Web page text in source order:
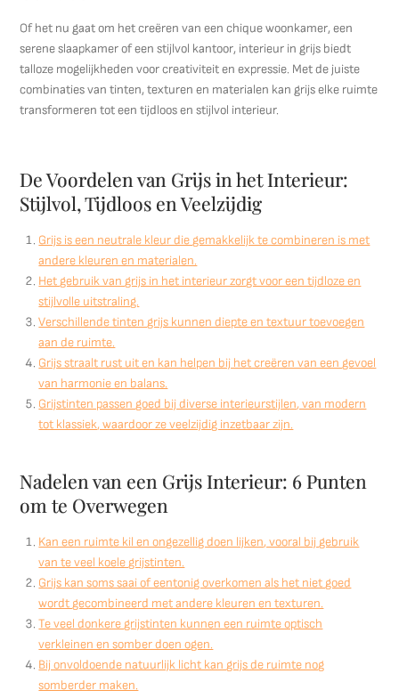
Of het nu gaat om het creëren van een chique woonkamer, een
serene slaapkamer of een stijlvol kantoor, interieur in grijs biedt
talloze mogelijkheden voor creativiteit en expressie. Met de juiste
combinaties van tinten, texturen en materialen kan grijs elke ruimte
transformeren tot een tijdloos en stijlvol interieur.
De Voordelen van Grijs in het Interieur:
Stijlvol, Tijdloos en Veelzijdig
Grijs is een neutrale kleur die gemakkelijk te combineren is met
andere kleuren en materialen.
Het gebruik van grijs in het interieur zorgt voor een tijdloze en
stijlvolle uitstraling.
Verschillende tinten grijs kunnen diepte en textuur toevoegen
aan de ruimte.
Grijs straalt rust uit en kan helpen bij het creëren van een gevoel
van harmonie en balans.
Grijstinten passen goed bij diverse interieurstijlen, van modern
tot klassiek, waardoor ze veelzijdig inzetbaar zijn.
Nadelen van een Grijs Interieur: 6 Punten
om te Overwegen
Kan een ruimte kil en ongezellig doen lijken, vooral bij gebruik
van te veel koele grijstinten.
Grijs kan soms saai of eentonig overkomen als het niet goed
wordt gecombineerd met andere kleuren en texturen.
Te veel donkere grijstinten kunnen een ruimte optisch
verkleinen en somber doen ogen.
Bij onvoldoende natuurlijk licht kan grijs de ruimte nog
somberder maken.